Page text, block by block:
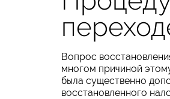
Вопрос
многом причиной
была существенно
восстановленного